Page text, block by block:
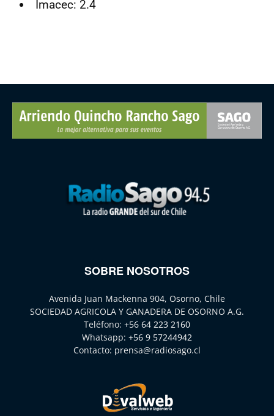
Imacec: 2.4
SOBRE NOSOTROS
Avenida Juan Mackenna 904, Osorno, Chile
SOCIEDAD AGRICOLA Y GANADERA DE OSORNO A.G.
Teléfono: +56 64 223 2160
Whatsapp: +56 9 57244942
Contacto: prensa@radiosago.cl